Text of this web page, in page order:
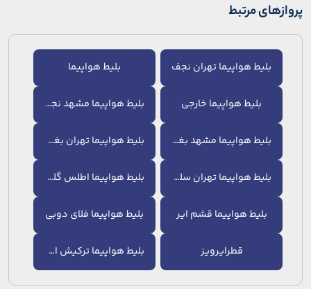
پروازهای مرتبط
بلیط هواپیما تهران نجف بلیط هواپیما
بلیط هواپیما خارجی بلیط هواپیما مشهد نجف
بلیط هواپیما مشهد بغداد بلیط هواپیما تهران بغداد
بلیط هواپیما تهران سلیمانیه بلیط هواپیما اطلس گلوبال
بلیط هواپیما قشم ایر بلیط هواپیما فلای دوبی
قطرایرویز بلیط هواپیما ترکیش ایرلاین